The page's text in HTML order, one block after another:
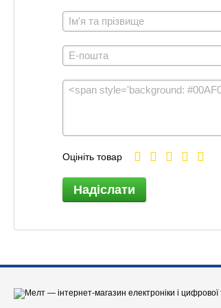
Оцініть товар
Надіслати